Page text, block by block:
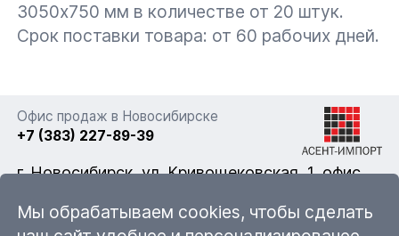
3050х750 мм в количестве от 20 штук.
Срок поставки товара: от 60 рабочих дней.
Офис продаж в Новосибирске
+7 (383) 227-89-39
г. Новосибирск, ул. Кривощековская, 1, офис
Мы обрабатываем cookies, чтобы сделать